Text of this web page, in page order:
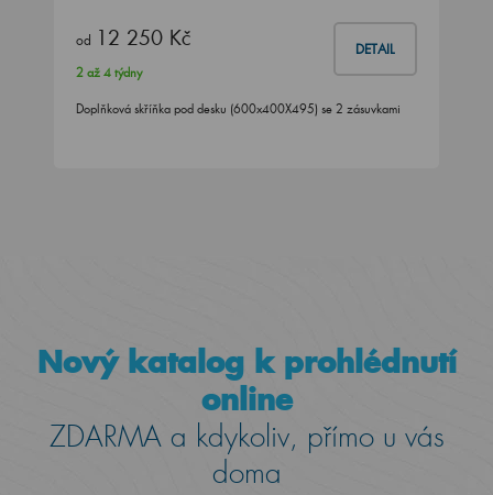
od 12 250 Kč DETAIL
2 až 4 týdny
Doplňková skříňka pod desku (600x400X495) se 2 zásuvkami
Nový katalog k prohlédnutí
online
ZDARMA a kdykoliv, přímo u vás
doma